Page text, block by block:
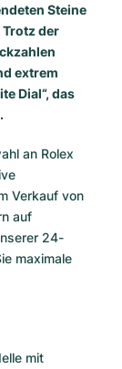
Steine
der
extrem
Dial“, das
an Rolex
Verkauf von
auf
24-
maximale
mit